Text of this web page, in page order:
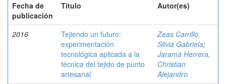
Fecha de
publicación
Título Autor(es)
2016
Tejiendo un futuro:
experimentación
tecnológica aplicada a la
técnica del tejido de punto
artesanal
Zeas Carrillo,
Silvia Gabriela;
Jarama Herrera,
Christian
Alejandro